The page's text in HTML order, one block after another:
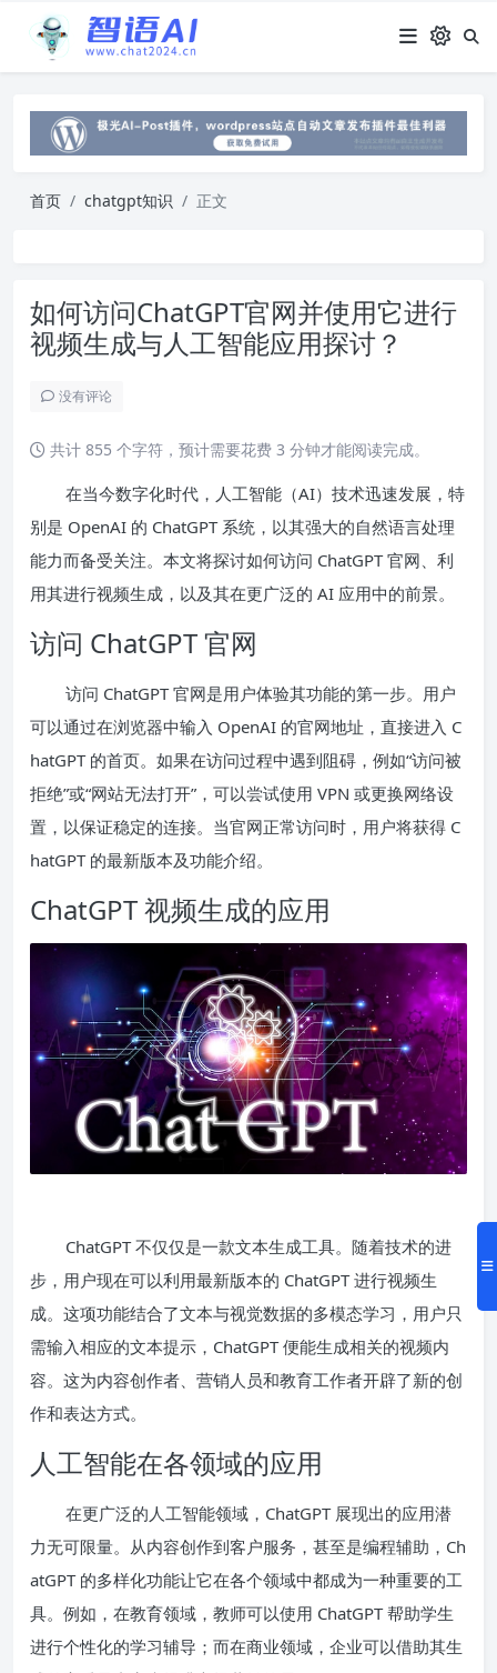
首页 chatgpt知识 正文
如何访问ChatGPT官网并使用它进行
视频生成与人工智能应用探讨？
没有评论
共计 855 个字符，预计需要花费 3 分钟才能阅读完成。
在当今数字化时代，人工智能（AI）技术迅速发展，特
别是 OpenAI 的 ChatGPT 系统，以其强大的自然语言处理
能力而备受关注。本文将探讨如何访问 ChatGPT 官网、利
用其进行视频生成，以及其在更广泛的 AI 应用中的前景。
访问 ChatGPT 官网
访问 ChatGPT 官网是用户体验其功能的第一步。用户
可以通过在浏览器中输入 OpenAI 的官网地址，直接进入 C
hatGPT 的首页。如果在访问过程中遇到阻碍，例如“访问被
拒绝”或“网站无法打开”，可以尝试使用 VPN 或更换网络设
置，以保证稳定的连接。当官网正常访问时，用户将获得 C
hatGPT 的最新版本及功能介绍。
ChatGPT 视频生成的应用
ChatGPT 不仅仅是一款文本生成工具。随着技术的进
步，用户现在可以利用最新版本的 ChatGPT 进行视频生
成。这项功能结合了文本与视觉数据的多模态学习，用户只
需输入相应的文本提示，ChatGPT 便能生成相关的视频内
容。这为内容创作者、营销人员和教育工作者开辟了新的创
作和表达方式。
人工智能在各领域的应用
在更广泛的人工智能领域，ChatGPT 展现出的应用潜
力无可限量。从内容创作到客户服务，甚至是编程辅助，Ch
atGPT 的多样化功能让它在各个领域中都成为一种重要的工
具。例如，在教育领域，教师可以使用 ChatGPT 帮助学生
进行个性化的学习辅导；而在商业领域，企业可以借助其生